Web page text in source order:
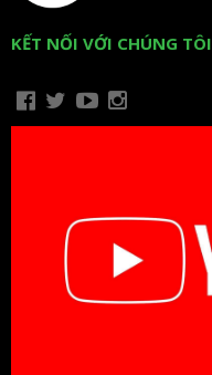
KẾT NỐI VỚI CHÚNG TÔI